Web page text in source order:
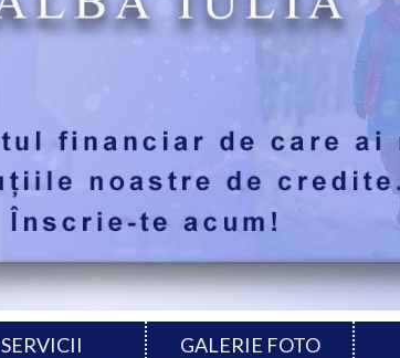
SERVICII GALERIE FOTO